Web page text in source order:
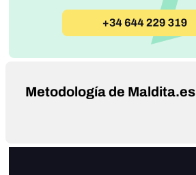
Metodología de Maldita.es